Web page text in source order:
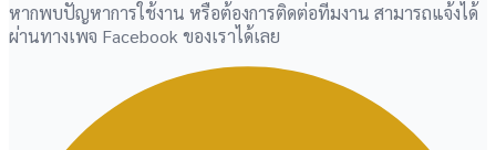
หากพบปัญหาการใช้งาน หรือต้องการติดต่อทีมงาน สามารถแจ้งได้
ผ่านทางเพจ Facebook ของเราได้เลย